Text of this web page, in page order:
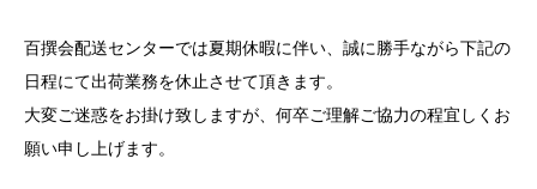
百撰会配送センターでは夏期休暇に伴い、誠に勝手ながら下記の
日程にて出荷業務を休止させて頂きます。
大変ご迷惑をお掛け致しますが、何卒ご理解ご協力の程宜しくお
願い申し上げます。